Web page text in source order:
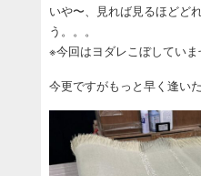
いや〜、見れば見るほどど
う。。。
※今回はヨダレこぼしていま
今更ですがもっと早く逢いた